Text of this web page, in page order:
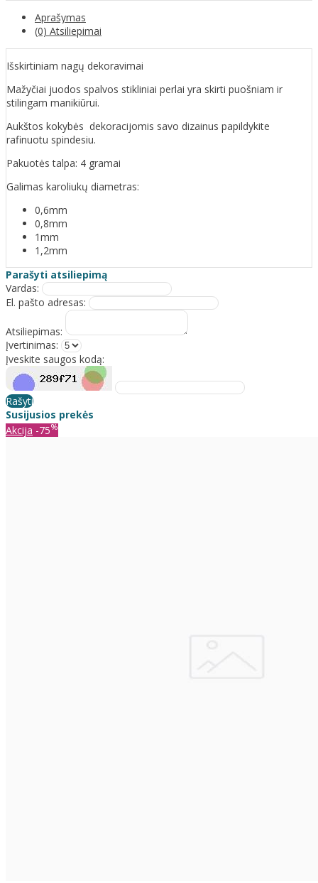
Aprašymas
(0) Atsiliepimai
Išskirtiniam nagų dekoravimai
Mažyčiai juodos spalvos stikliniai perlai yra skirti puošniam ir
stilingam manikiūrui.
Aukštos kokybės dekoracijomis savo dizainus papildykite
rafinuotu spindesiu.
Pakuotės talpa: 4 gramai
Galimas karoliukų diametras:
0,6mm
0,8mm
1mm
1,2mm
Parašyti atsiliepimą
Vardas:
El. pašto adresas:
Atsiliepimas:
Įvertinimas:
Įveskite saugos kodą:
Rašyti
Susijusios prekės
Akcija -75%